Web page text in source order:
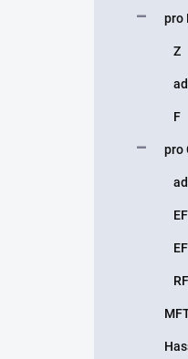
pro
Z
F
pro
EF
RF